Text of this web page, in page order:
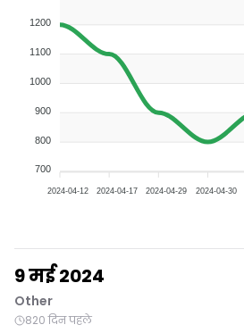
1200
1100
1000
900
800
700
2024-04-12 2024-04-17 2024-04-29 2024-04-30
9 मई 2024
Other
820 दिन पहले